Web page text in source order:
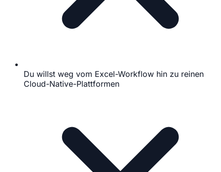
Du willst weg vom Excel-Workflow hin zu reinen
Cloud-Native-Plattformen